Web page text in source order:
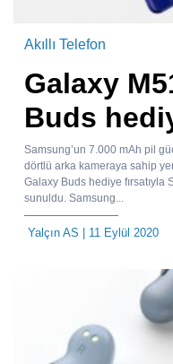
Akıllı Telefon
Galaxy
Buds
Samsung’un 7.000 mAh pil
dörtlü arka kameraya sahip
Galaxy Buds hediye fırsatıyla
sunuldu. Samsung...
Yalçın AS | 11 Eylül 2020